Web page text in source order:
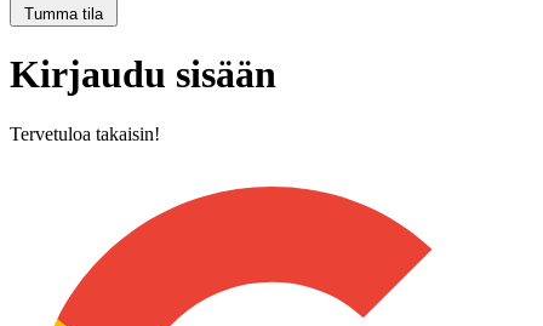
Tumma tila
Kirjaudu sisään
Tervetuloa takaisin!